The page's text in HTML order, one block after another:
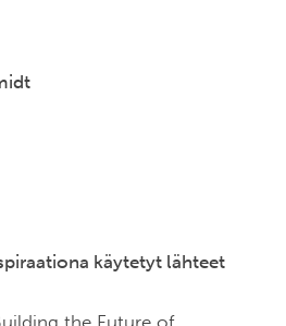
käytetyt lähteet